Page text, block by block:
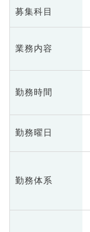
募集科目
業務内容
勤務時間
勤務曜日
勤務体系